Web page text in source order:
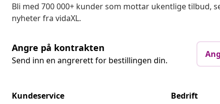
Bli med 700 000+ kunder som mottar ukentlige tilbud,
nyheter fra vidaXL.
Angre på kontrakten
Send inn en angrerett for bestillingen din.
Kundeservice
Bedrift